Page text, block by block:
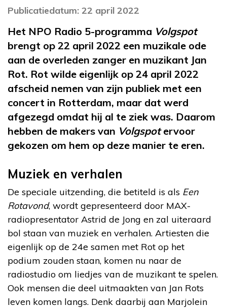
Publicatiedatum: 22 april 2022
Het NPO Radio 5-programma Volgspot
brengt op 22 april 2022 een muzikale ode
aan de overleden zanger en muzikant Jan
Rot. Rot wilde eigenlijk op 24 april 2022
afscheid nemen van zijn publiek met een
concert in Rotterdam, maar dat werd
afgezegd omdat hij al te ziek was. Daarom
hebben de makers van Volgspotervoor
gekozen om hem op deze manier te eren.
Muziek en verhalen
De speciale uitzending, die betiteld is als Een
Rotavond, wordt gepresenteerd door MAX-
radiopresentator Astrid de Jong en zal uiteraard
bol staan van muziek en verhalen. Artiesten die
eigenlijk op de 24e samen met Rot op het
podium zouden staan, komen nu naar de
radiostudio om liedjes van de muzikant te spelen.
Ook mensen die deel uitmaakten van Jan Rots
leven komen langs. Denk daarbij aan Marjolein